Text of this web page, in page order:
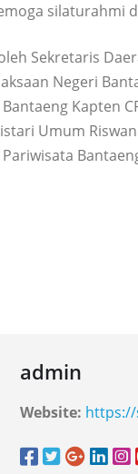
silaturahmi
Sekretaris
Negeri
Kapten
Umum
admin
Website: